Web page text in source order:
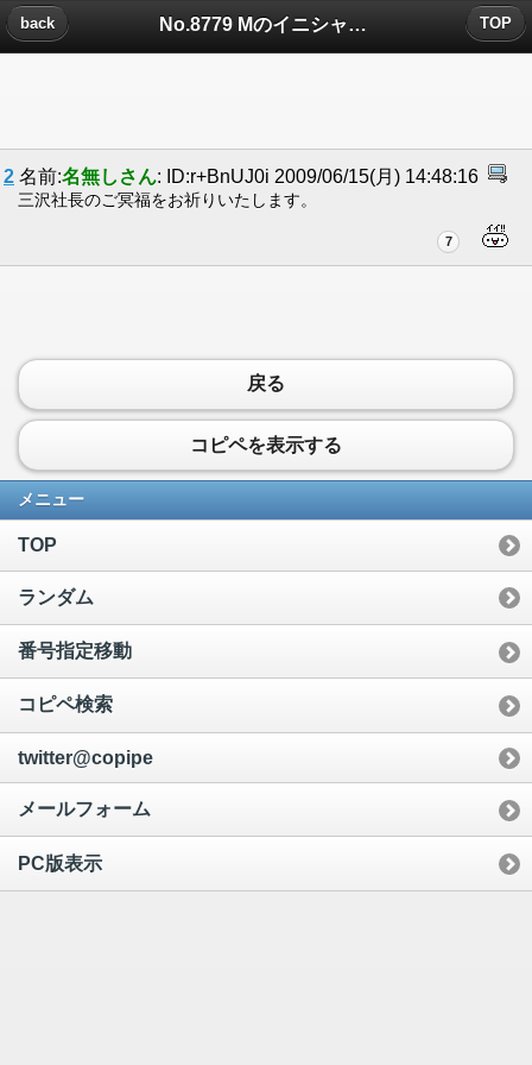
No.8779 Mのイニシャルについたコメント
back TOP
2 名前:名無しさん: ID:r+BnUJ0i 2009/06/15(月) 14:48:16
三沢社長のご冥福をお祈りいたします。
7
戻る
コピペを表示する
メニュー
TOP
ランダム
番号指定移動
コピペ検索
twitter@copipe
メールフォーム
PC版表示